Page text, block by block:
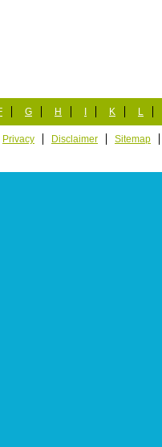
G H K L
Privacy Disclaimer
Sitemap